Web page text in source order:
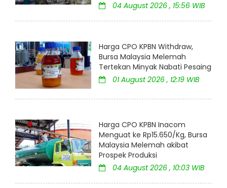
04 August 2026 , 15:56 WIB
Harga CPO KPBN Withdraw,
Bursa Malaysia Melemah
Tertekan Minyak Nabati Pesaing
01 August 2026 , 12:19 WIB
Harga CPO KPBN Inacom
Menguat ke Rp15.650/Kg, Bursa
Malaysia Melemah akibat
Prospek Produksi
04 August 2026 , 10:03 WIB